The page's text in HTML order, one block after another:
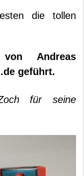
die tollen
Andreas
geführt.
für seine